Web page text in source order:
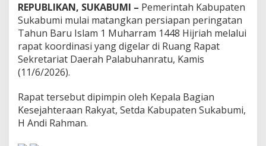
a
h
u
n
B
a
I
s
l
REPUBLIKAN, SUKABUMI – Pemerintah Kabupaten
Sukabumi mulai matangkan persiapan peringatan
Tahun Baru Islam 1 Muharram 1448 Hijriah melalui
rapat koordinasi yang digelar di Ruang Rapat
Sekretariat Daerah Palabuhanratu, Kamis
(11/6/2026).
Rapat tersebut dipimpin oleh Kepala Bagian
Kesejahteraan Rakyat, Setda Kabupaten Sukabumi,
H Andi Rahman.